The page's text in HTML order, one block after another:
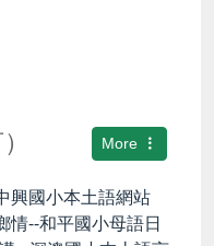
More
興國小本土語網站
情--和平國小母語日